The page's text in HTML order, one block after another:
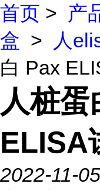
首页 > 产
盒 > 人
白 Pax
人桩
ELISA
2022-11-05